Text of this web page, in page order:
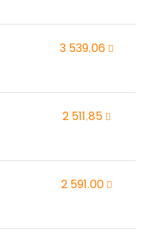
3 539,06
2 511,85
2 591,00